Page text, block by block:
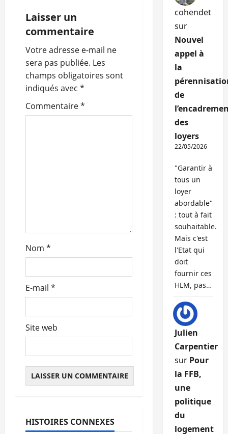
t
i
o
n
d
’
l
Laisser un
commentaire
Votre adresse e-mail ne
sera pas publiée. Les
champs obligatoires sont
indiqués avec *
Commentaire*
Nom *
E-mail *
Site web
HISTOIRES CONNEXES
Abonnés
cohendet
sur
Nouvel
appel à
la
de
des
loyers
22/05/2026
"Garantir à
tous un
loyer
abordable"
: tout à fait
souhaitable.
Mais c'est
l'Etat qui
doit
fournir ces
HLM, pas…
Julien
Carpentier
sur Pour
la FFB,
une
politique
du
logement